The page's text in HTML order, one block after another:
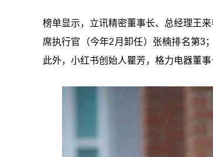
榜单显示，立讯精密董事长、总经理王
席执行官（今年2月卸任）张楠排名第3
此外，小红书创始人瞿芳，格力电器董